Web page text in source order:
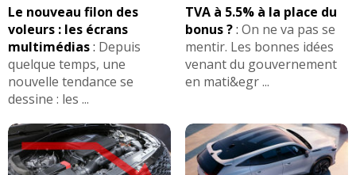
DERNIERproblème signalé :
La voiture a eu de gros soucis de fiabilité en 2018,
6 mois d'immobilisation. Elle a connu 2 casses
successives du BMS / PDM (24kWh Electrique 109
ch 2015)
FIABILITEde cette motorisation24kWh
Electrique>>
Montes pneumatiques / Jantes :
16 pouces
- (205/55 R 16 Conso raisonnable)
Consommation 30kWh Electrique 109
ch (5 DERNIERStémoignages) :
Le nouveau filon des
voleurs : les écrans
multimédias: Depuis
quelque temps, une
nouvelle tendance se
dessine : les ...
TVA à 5.5% à la place du
bonus ?: On ne va pas se
mentir. Les bonnes idées
venant du gouvernement
en mati&egr ...